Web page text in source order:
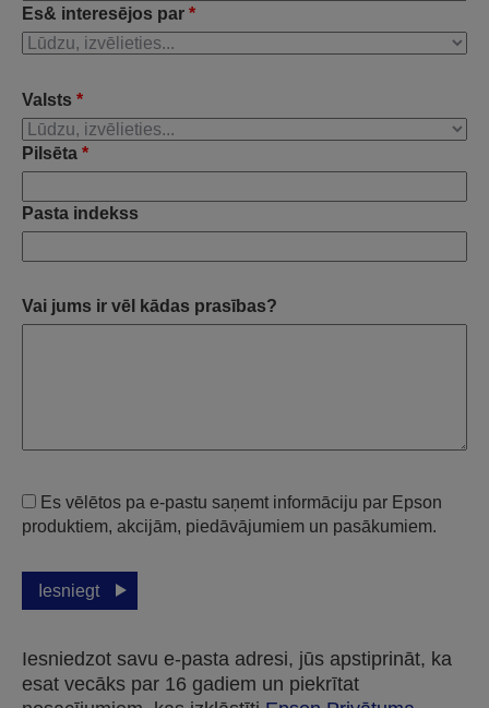
Es& interesējos par *
Valsts *
Pilsēta *
Pasta indekss
Vai jums ir vēl kādas prasības?
Es vēlētos pa e-pastu saņemt informāciju par Epson
produktiem, akcijām, piedāvājumiem un pasākumiem.
Iesniegt
Iesniedzot savu e-pasta adresi, jūs apstiprināt, ka
esat vecāks par 16 gadiem un piekrītat